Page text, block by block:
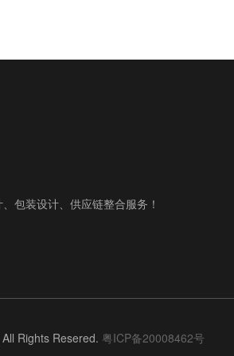
包装设计、供应链整合服务！
Rights Resered. 粤ICP备20008462号